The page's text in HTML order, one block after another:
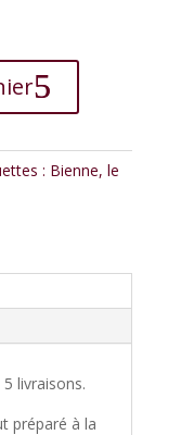
: Bienne, le
livraisons.
préparé à la